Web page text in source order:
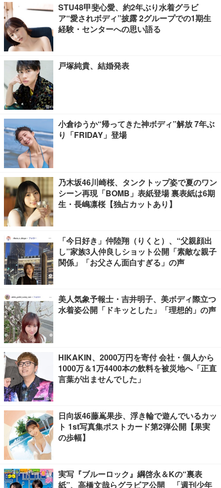
STU48甲斐心愛、約2年ぶり水着グラビ
ア“愛されボディ”披露 2グループでの1期生
経験・センターへの思い語る
戸塚純貴、結婚発表
小倉ゆうか“帰ってきた神ボディ”解放 7年ぶ
り「FRIDAY」登場
乃木坂46川崎桜、タンクトップ姿で夏のワン
シーン再現「BOMB」表紙登場 裏表紙は6期
生・長嶋凛桜【独占カットあり】
「今日好き」仲陸翔（りくと）、“父親顔出
し”家族3人仲良しショット公開「素敵な親子
関係」「お父さん面白すぎる」の声
美人気象予報士・吉井明子、美ボディ際立つ
水着姿公開「ドキッとした」「理想的」の声
HIKAKIN、2000万円を寄付 会社・個人から
1000万＆1万4400本の飲料を被災地へ「正直
言葉が出ませんでした」
日向坂46藤嶌果歩、浮き輪で遊んでいるカッ
ト 1st写真集ポストカード第2弾公開【果実
の歩幅】
実写『ブルーロック』綱啓永＆Kの“裏表
紙”、高橋文哉らグラビア公開 「週刊少年